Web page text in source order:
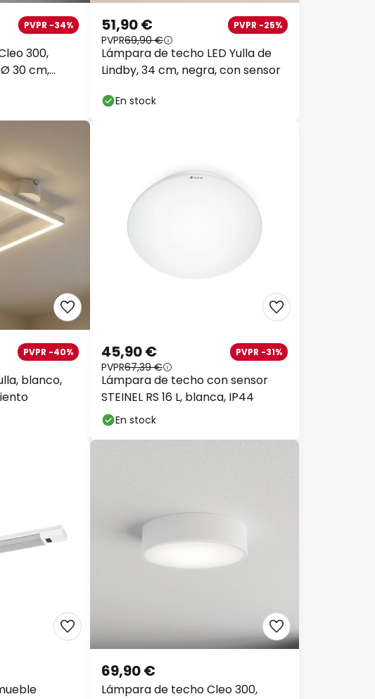
300,
30 cm,
PVPR -34%
Lámpara de techo LED Yulla de
Lindby, 34 cm, negra, con sensor
51,90 € PVPR -25%
PVPR69,90 €
En stock
blanco,
PVPR -40%
Lámpara de techo con sensor
STEINEL RS 16 L, blanca, IP44
45,90 € PVPR -31%
PVPR67,39 €
En stock
Lámpara de techo Cleo 300,
69,90 €